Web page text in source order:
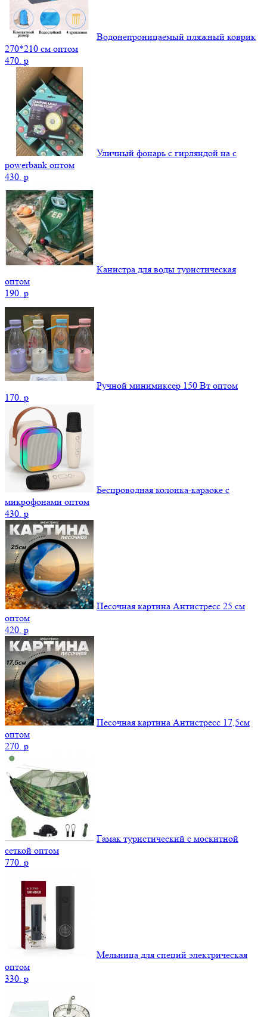
Водонепроницаемый пляжный коврик
270*210 см оптом
470. p
Уличный фонарь с гирляндой на с
powerbank оптом
430. p
Канистра для воды туристическая
оптом
190. p
Ручной минимиксер 150 Вт оптом
170. p
Беспроводная колонка-караоке с
микрофонами оптом
430. p
Песочная картина Антистресс 25 см
оптом
420. p
Песочная картина Антистресс 17,5см
оптом
270. p
Гамак туристический с москитной
сеткой оптом
770. p
Мельница для специй электрическая
оптом
330. p